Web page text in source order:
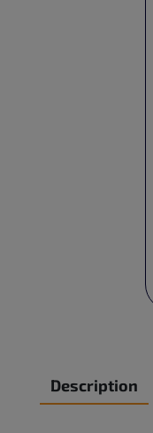
Description